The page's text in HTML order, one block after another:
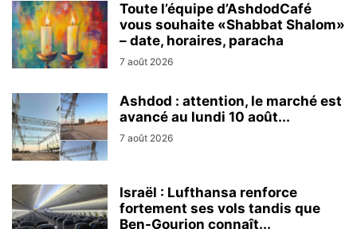
Toute l’équipe d’AshdodCafé
vous souhaite «Shabbat Shalom»
– date, horaires, paracha
7 août 2026
Ashdod : attention, le marché est
avancé au lundi 10 août...
7 août 2026
Israël : Lufthansa renforce
fortement ses vols tandis que
Ben-Gourion connaît...